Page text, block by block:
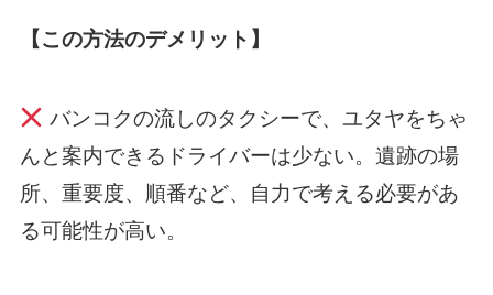
【この方法のデメリット】
バンコクの流しのタクシーで、ユタヤをちゃ
んと案内できるドライバーは少ない。遺跡の場
所、重要度、順番など、自力で考える必要があ
る可能性が高い。